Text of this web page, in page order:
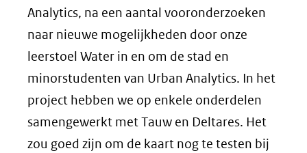
Analytics, na een aantal vooronderzoeken
naar nieuwe mogelijkheden door onze
leerstoel Water in en om de stad en
minorstudenten van Urban Analytics. In het
project hebben we op enkele onderdelen
samengewerkt met Tauw en Deltares. Het
zou goed zijn om de kaart nog te testen bij